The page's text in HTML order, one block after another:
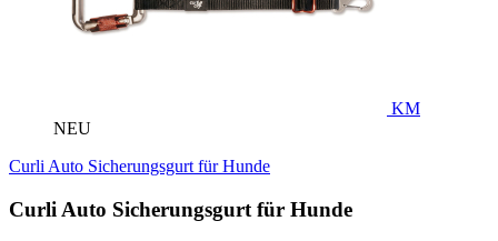
KM
NEU
Curli Auto Sicherungsgurt für Hunde
Curli Auto Sicherungsgurt für Hunde